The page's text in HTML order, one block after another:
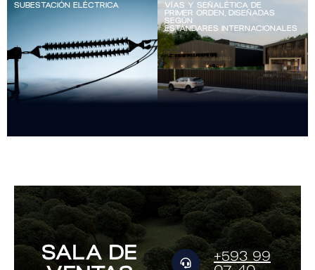
SUBESTACIÓN ELÉCTRICA
VÍAS Y SEÑALÉTICA DE
PRIMER ORDEN, DISEÑADAS
SEGÚN
ESTÁNDARES INTERNACIONALES
SALA DE
+593 99